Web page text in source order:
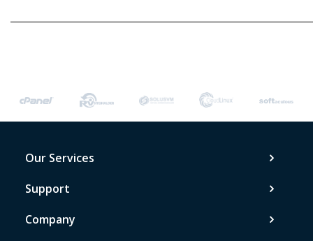
Our Services
Support
Company